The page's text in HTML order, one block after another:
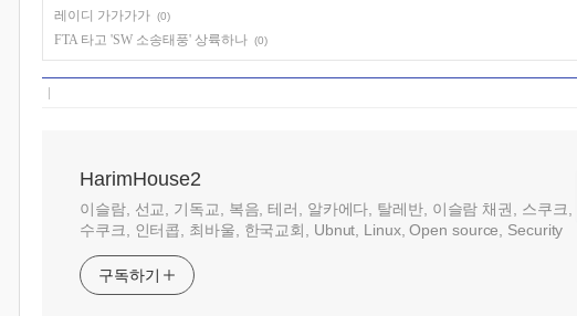
레이디 가가가가 (0)
FTA 타고 'SW 소송태풍' 상륙하나 (0)
HarimHouse2
이슬람, 선교, 기독교, 복음, 테러, 알카에다, 탈레반, 이슬람 채권, 스쿠크,
수쿠크, 인터콥, 최바울, 한국교회, Ubnut, Linux, Open source, Security
구독하기